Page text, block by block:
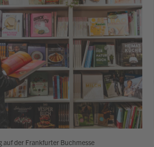
auf der Frankfurter Buchmesse